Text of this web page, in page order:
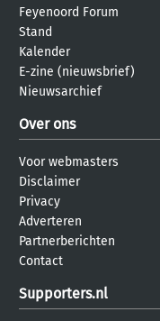
Feyenoord Forum
Stand
Kalender
E-zine (nieuwsbrief)
Nieuwsarchief
Over ons
Voor webmasters
Disclaimer
Privacy
Adverteren
Partnerberichten
Contact
Supporters.nl